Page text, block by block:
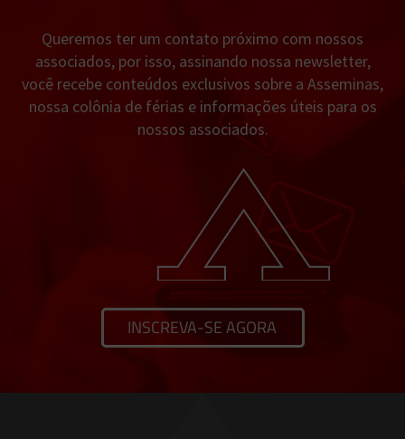
Queremos ter um contato próximo com nossos
associados, por isso, assinando nossa newsletter,
você recebe conteúdos exclusivos sobre a Asseminas,
nossa colônia de férias e informações úteis para os
nossos associados.
INSCREVA-SE AGORA